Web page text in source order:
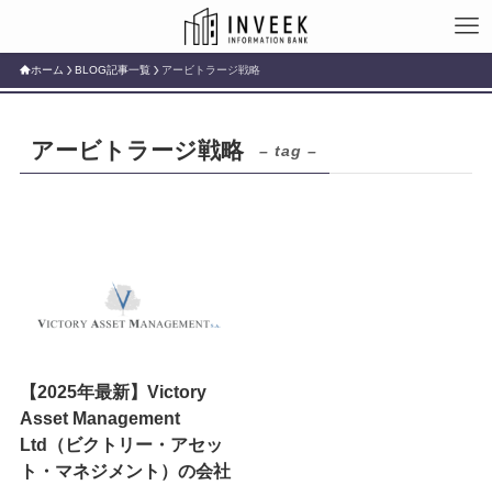
ホーム BLOG記事一覧 アービトラージ戦略
アービトラージ戦略 – tag –
【2025年最新】Victory
Asset Management
Ltd（ビクトリー・アセッ
ト・マネジメント）の会社